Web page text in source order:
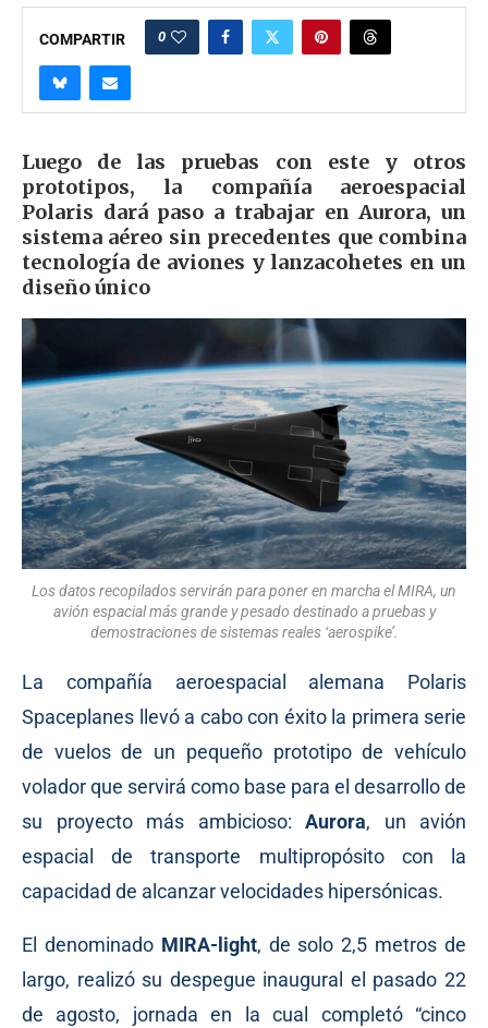
COMPARTIR 0
Luego de las pruebas con este y otros
prototipos, la compañía aeroespacial
Polaris dará paso a trabajar en Aurora, un
sistema aéreo sin precedentes que combina
tecnología de aviones y lanzacohetes en un
diseño único
Los datos recopilados servirán para poner en marcha el MIRA, un
avión espacial más grande y pesado destinado a pruebas y
demostraciones de sistemas reales ‘aerospike’.
La compañía aeroespacial alemana Polaris
Spaceplanes llevó a cabo con éxito la primera serie
de vuelos de un pequeño prototipo de vehículo
volador que servirá como base para el desarrollo de
su proyecto más ambicioso: Aurora, un avión
espacial de transporte multipropósito con la
capacidad de alcanzar velocidades hipersónicas.
El denominado MIRA-light, de solo 2,5 metros de
largo, realizó su despegue inaugural el pasado 22
de agosto, jornada en la cual completó “cinco